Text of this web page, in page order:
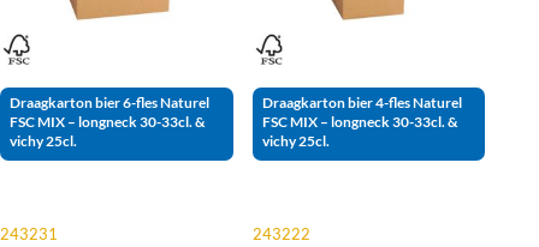
Draagkarton bier 6-fles Naturel
FSC MIX – longneck 30-33cl. &
vichy 25cl.
Draagkarton bier 4-fles Naturel
FSC MIX – longneck 30-33cl. &
vichy 25cl.
243231 243222